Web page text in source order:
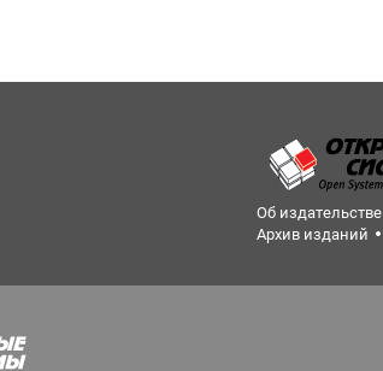
Об издательстве
Архив изданий